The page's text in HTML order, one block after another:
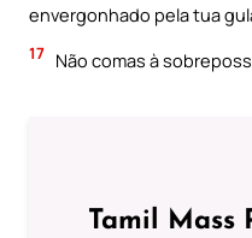
envergonhado pela tua
17 Não comas à
Tamil Mass